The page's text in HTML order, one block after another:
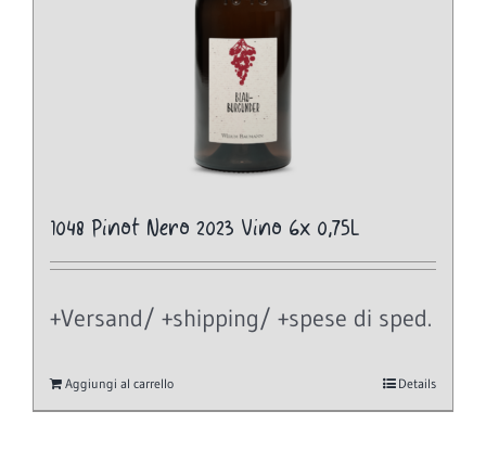
1048 Pinot Nero 2023 Vino 6x 0,75L
+Versand/ +shipping/ +spese di sped.
Aggiungi al carrello Details